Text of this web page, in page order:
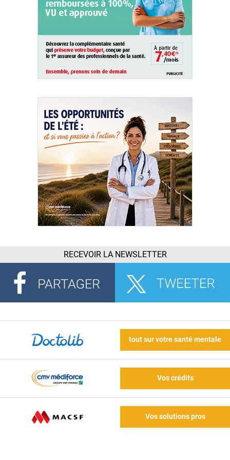
QUI SOMMES-NOUS ?
CONDITIONS GÉNÉRALES
RECEVOIR LA NEWSLETTER
tout sur votre santé mentale
Vos crédits
Vos solutions pros